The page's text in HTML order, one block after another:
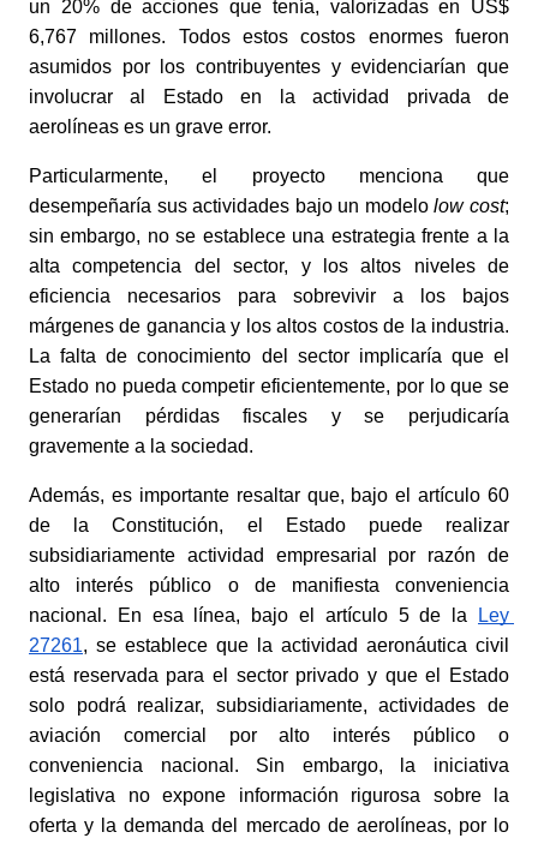
un 20% de acciones que tenía, valorizadas en US$
6,767 millones. Todos estos costos enormes fueron
asumidos por los contribuyentes y evidenciarían que
involucrar al Estado en la actividad privada de
aerolíneas es un grave error.
Particularmente, el proyecto menciona que
desempeñaría sus actividades bajo un modelo low cost;
sin embargo, no se establece una estrategia frente a la
alta competencia del sector, y los altos niveles de
eficiencia necesarios para sobrevivir a los bajos
márgenes de ganancia y los altos costos de la industria.
La falta de conocimiento del sector implicaría que el
Estado no pueda competir eficientemente, por lo que se
generarían pérdidas fiscales y se perjudicaría
gravemente a la sociedad.
Además, es importante resaltar que, bajo el artículo 60
de la Constitución, el Estado puede realizar
subsidiariamente actividad empresarial por razón de
alto interés público o de manifiesta conveniencia
nacional. En esa línea, bajo el artículo 5 de la
Ley
27261, se establece que la actividad aeronáutica civil
está reservada para el sector privado y que el Estado
solo podrá realizar, subsidiariamente, actividades de
aviación comercial por alto interés público o
conveniencia nacional. Sin embargo, la iniciativa
legislativa no expone información rigurosa sobre la
oferta y la demanda del mercado de aerolíneas, por lo